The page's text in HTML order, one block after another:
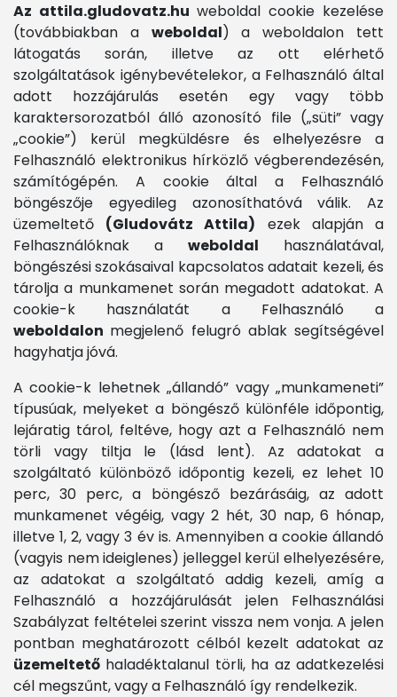
Az attila.gludovatz.hu weboldal cookie kezelése
(továbbiakban a weboldal) a weboldalon tett
látogatás során, illetve az ott elérhető
szolgáltatások igénybevételekor, a Felhasználó által
adott hozzájárulás esetén egy vagy több
karaktersorozatból álló azonosító file („süti” vagy
„cookie”) kerül megküldésre és elhelyezésre a
Felhasználó elektronikus hírközlő végberendezésén,
számítógépén. A cookie által a Felhasználó
böngészője egyedileg azonosíthatóvá válik. Az
üzemeltető (Gludovátz Attila) ezek alapján a
Felhasználóknak a weboldal használatával,
böngészési szokásaival kapcsolatos adatait kezeli, és
tárolja a munkamenet során megadott adatokat. A
cookie-k használatát a Felhasználó a
weboldalon megjelenő felugró ablak segítségével
hagyhatja jóvá.
A cookie-k lehetnek „állandó” vagy „munkameneti”
típusúak, melyeket a böngésző különféle időpontig,
lejáratig tárol, feltéve, hogy azt a Felhasználó nem
törli vagy tiltja le (lásd lent). Az adatokat a
szolgáltató különböző időpontig kezeli, ez lehet 10
perc, 30 perc, a böngésző bezárásáig, az adott
munkamenet végéig, vagy 2 hét, 30 nap, 6 hónap,
illetve 1, 2, vagy 3 év is. Amennyiben a cookie állandó
(vagyis nem ideiglenes) jelleggel kerül elhelyezésére,
az adatokat a szolgáltató addig kezeli, amíg a
Felhasználó a hozzájárulását jelen Felhasználási
Szabályzat feltételei szerint vissza nem vonja. A jelen
pontban meghatározott célból kezelt adatokat az
üzemeltető haladéktalanul törli, ha az adatkezelési
cél megszűnt, vagy a Felhasználó így rendelkezik.